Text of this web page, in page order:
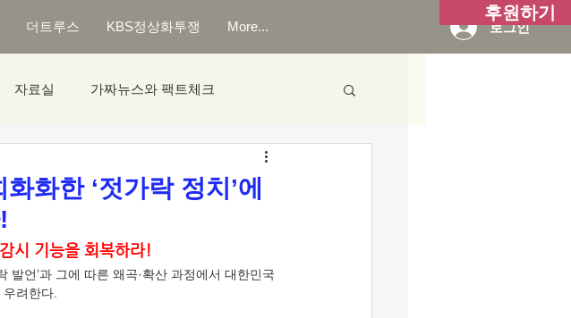
더트루스 KBS정상화투쟁 More... 로그인
후원하기
자료실 가짜뉴스와 팩트체크
화한 ‘젓가락 정치’에
시 기능을 회복하라!
발언’과 그에 따른 왜곡·확산 과정에서 대한민국
려한다.